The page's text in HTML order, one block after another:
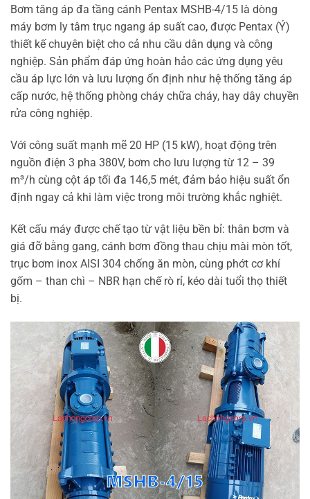
Bơm tăng áp đa tầng cánh Pentax MSHB-4/15 là dòng
máy bơm ly tâm trục ngang áp suất cao, được Pentax (Ý)
thiết kế chuyên biệt cho cả nhu cầu dân dụng và công
nghiệp. Sản phẩm đáp ứng hoàn hảo các ứng dụng yêu
cầu áp lực lớn và lưu lượng ổn định như hệ thống tăng áp
cấp nước, hệ thống phòng cháy chữa cháy, hay dây chuyền
rửa công nghiệp.
Với công suất mạnh mẽ 20 HP (15 kW), hoạt động trên
nguồn điện 3 pha 380V, bơm cho lưu lượng từ 12 – 39
m³/h cùng cột áp tối đa 146,5 mét, đảm bảo hiệu suất ổn
định ngay cả khi làm việc trong môi trường khắc nghiệt.
Kết cấu máy được chế tạo từ vật liệu bền bỉ: thân bơm và
giá đỡ bằng gang, cánh bơm đồng thau chịu mài mòn tốt,
trục bơm inox AISI 304 chống ăn mòn, cùng phớt cơ khí
gốm – than chì – NBR hạn chế rò rỉ, kéo dài tuổi thọ thiết
bị.